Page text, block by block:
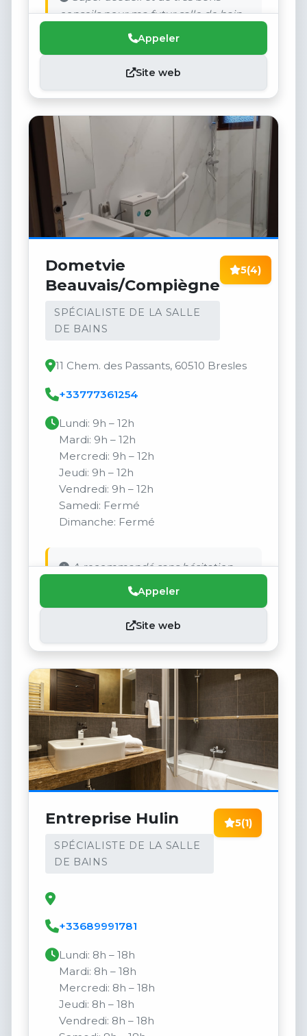
conseils pour ma futur salle de bain
Appeler
Site web
Dometvie
Beauvais/Compiègne
SPÉCIALISTE DE LA SALLE
DE BAINS
5(4)
11 Chem. des Passants, 60510 Bresles
+33777361254
Lundi: 9h – 12h
Mardi: 9h – 12h
Mercredi: 9h – 12h
Jeudi: 9h – 12h
Vendredi: 9h – 12h
Samedi: Fermé
Dimanche: Fermé
A recommandé sans hésitation
Appeler
Site web
Entreprise Hulin
SPÉCIALISTE DE LA SALLE
DE BAINS
5(1)
+33689991781
Lundi: 8h – 18h
Mardi: 8h – 18h
Mercredi: 8h – 18h
Jeudi: 8h – 18h
Vendredi: 8h – 18h